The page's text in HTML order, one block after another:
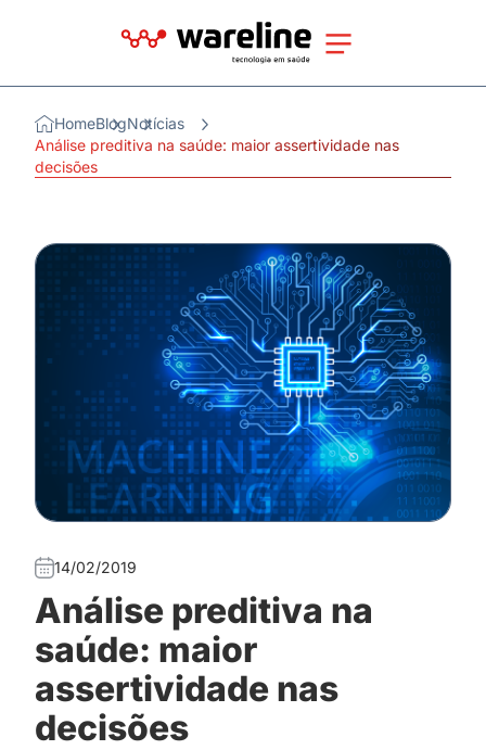
HomeBlogNotícias
Análise preditiva na saúde: maior assertividade nas
decisões
14/02/2019
Análise preditiva na
saúde: maior
assertividade nas
decisões